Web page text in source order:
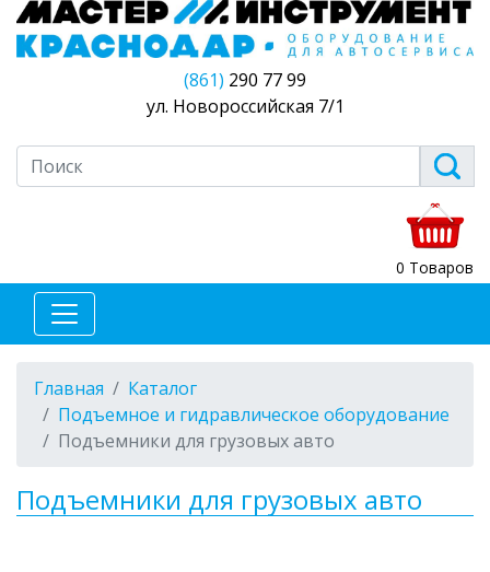
(861) 290 77 99
ул. Новороссийская 7/1
0 Товаров
Главная
Каталог
Подъемное и гидравлическое оборудование
Подъемники для грузовых авто
Подъемники для грузовых авто